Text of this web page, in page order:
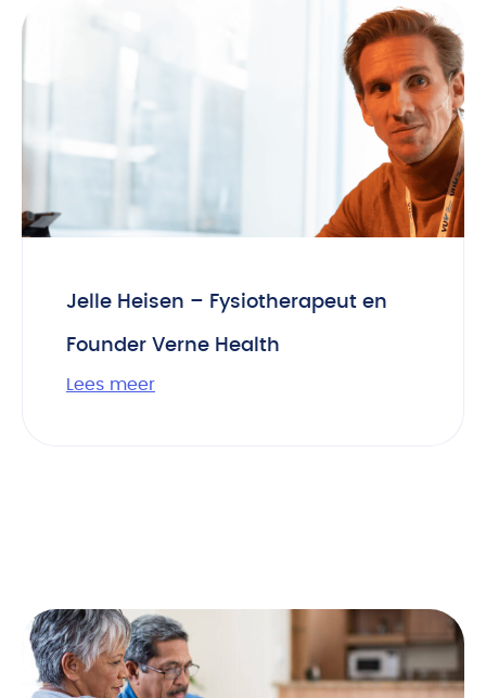
Jelle Heisen – Fysiotherapeut en
Founder Verne Health
Lees meer